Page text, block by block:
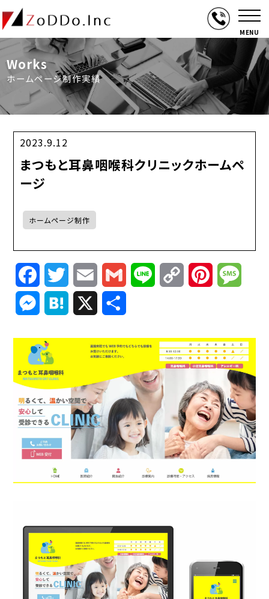
MENU
Works
ホームページ制作実績
2023.9.12
まつもと耳鼻咽喉科クリニックホームペ
ージ
ホームページ制作
FacebookTwitterEmail Gmail Line
Copy
Link
Pinterest
Messenger
Hatena